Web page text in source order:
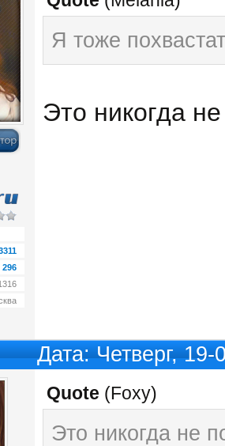
296
Я тоже
Это никогда
Дата: Четверг,
Quote (Foxy)
Это никогда не